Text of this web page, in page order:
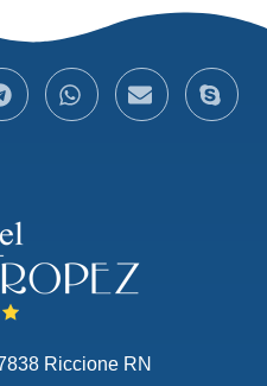
Riccione RN